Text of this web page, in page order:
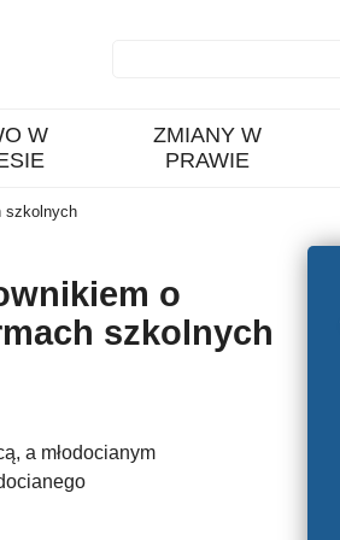
W
ZMIANY W
PRAWIE
szkolnych
o
szkolnych
a młodocianym